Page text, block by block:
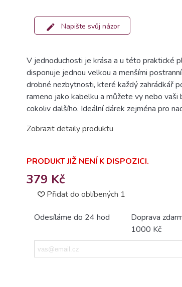
Napište svůj názor
V jednoduchosti je krása a u této praktické
disponuje jednou velkou a menšími
drobné nezbytnosti, které každý zahrádkář
rameno jako kabelku a můžete vy nebo
cokoliv dalšího. Ideální dárek zejména pro
Zobrazit detaily produktu
PRODUKT JIŽ NENÍ K DISPOZICI.
379 Kč
Přidat do oblíbených 1
Odesíláme do 24 hod
Doprava
1000 Kč